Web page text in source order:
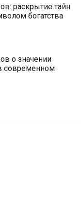
раскрытие тайн
богатства
о значении
современном